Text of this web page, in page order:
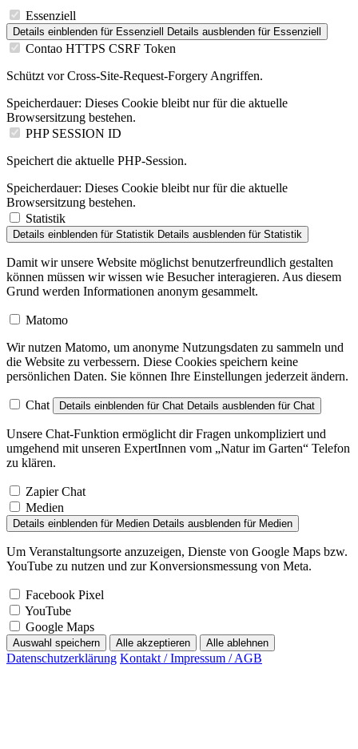
Essenziell
Details einblenden für Essenziell Details ausblenden für Essenziell
Contao HTTPS CSRF Token
Schützt vor Cross-Site-Request-Forgery Angriffen.
Speicherdauer: Dieses Cookie bleibt nur für die aktuelle
Browsersitzung bestehen.
PHP SESSION ID
Speichert die aktuelle PHP-Session.
Speicherdauer: Dieses Cookie bleibt nur für die aktuelle
Browsersitzung bestehen.
Statistik
Details einblenden für Statistik Details ausblenden für Statistik
Damit wir unsere Website möglichst benutzerfreundlich gestalten
können müssen wir wissen wie Besucher interagieren. Aus diesem
Grund werden Informationen anonym gesammelt.
Matomo
Wir nutzen Matomo, um anonyme Nutzungsdaten zu sammeln und
die Website zu verbessern. Diese Cookies speichern keine
persönlichen Daten. Sie können Ihre Einstellungen jederzeit ändern.
Chat Details einblenden für Chat Details ausblenden für Chat
Unsere Chat-Funktion ermöglicht dir Fragen unkompliziert und
umgehend mit unseren ExpertInnen vom „Natur im Garten“ Telefon
zu klären.
Zapier Chat
Medien
Details einblenden für Medien Details ausblenden für Medien
Um Veranstaltungsorte anzuzeigen, Dienste von Google Maps bzw.
YouTube zu nutzen und zur Konversionsmessung von Meta.
Facebook Pixel
YouTube
Google Maps
Auswahl speichern Alle akzeptieren Alle ablehnen
Datenschutzerklärung Kontakt / Impressum / AGB